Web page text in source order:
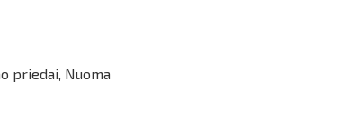
priedai Nuoma